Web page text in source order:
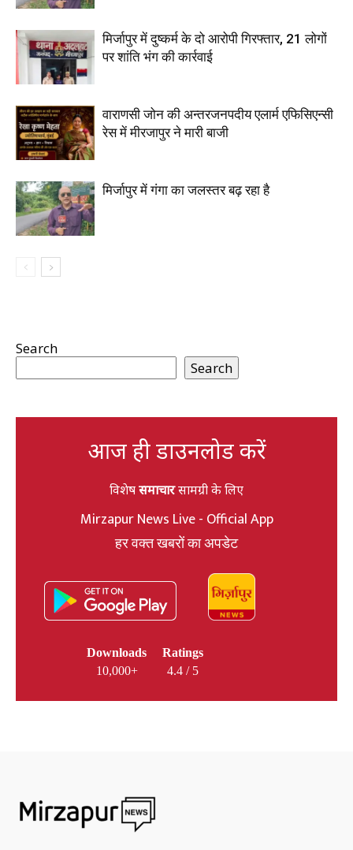
मिर्जापुर में दुष्कर्म के दो आरोपी गिरफ्तार, 21 लोगों
पर शांति भंग की कार्रवाई
वाराणसी जोन की अन्तरजनपदीय एलार्म एफिसिएन्सी
रेस में मीरजापुर ने मारी बाजी
मिर्जापुर में गंगा का जलस्तर बढ़ रहा है
Search
Search
आज ही डाउनलोड करें
विशेषसमाचारसामग्री के लिए
Mirzapur News Live - Official App
हर वक्त खबरों का अपडेट
Downloads
10,000+
Ratings
4.4 / 5